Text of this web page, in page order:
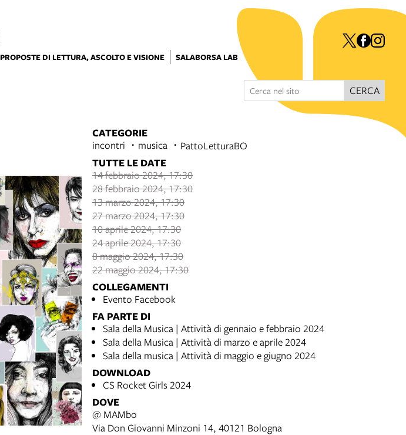
PROPOSTE DI LETTURA, ASCOLTO E VISIONE SALABORSA LAB
CERCA
CATEGORIE
incontri
musica
PattoLetturaBO
TUTTE LE DATE
14 febbraio 2024, 17:30
28 febbraio 2024, 17:30
13 marzo 2024, 17:30
27 marzo 2024, 17:30
10 aprile 2024, 17:30
24 aprile 2024, 17:30
8 maggio 2024, 17:30
22 maggio 2024, 17:30
COLLEGAMENTI
Evento Facebook
FA PARTE DI
Sala della Musica | Attività di gennaio e febbraio 2024
Sala della Musica | Attività di marzo e aprile 2024
Sala della musica | Attività di maggio e giugno 2024
DOWNLOAD
CS Rocket Girls 2024
DOVE
@ MAMbo
Via Don Giovanni Minzoni 14, 40121 Bologna